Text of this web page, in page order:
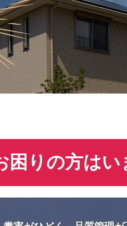
りの方はい